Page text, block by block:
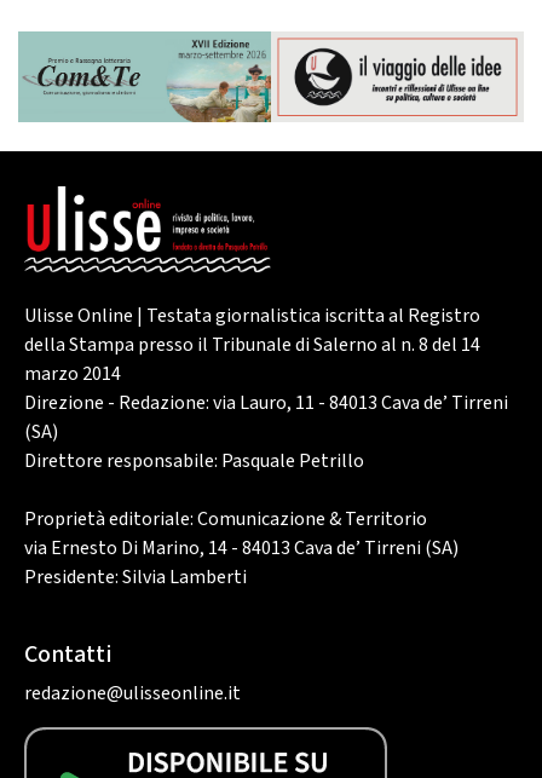
Ulisse Online | Testata giornalistica iscritta al Registro
della Stampa presso il Tribunale di Salerno al n. 8 del 14
marzo 2014
Direzione - Redazione: via Lauro, 11 - 84013 Cava de’ Tirreni
(SA)
Direttore responsabile: Pasquale Petrillo
Proprietà editoriale: Comunicazione & Territorio
via Ernesto Di Marino, 14 - 84013 Cava de’ Tirreni (SA)
Presidente: Silvia Lamberti
Contatti
redazione@ulisseonline.it